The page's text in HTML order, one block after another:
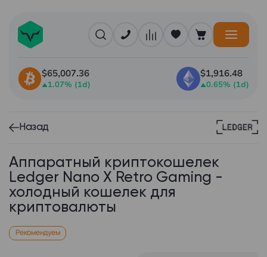
$65,007.36
1.07% (1d)
$1,916.48
0.65% (1d)
Назад
Аппаратный криптокошелек
Ledger Nano X Retro Gaming -
холодный кошелек для
криптовалюты
Рекомендуем